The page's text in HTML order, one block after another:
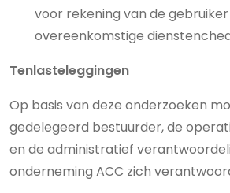
voor rekening van de
overeenkomstige
Tenlasteleggingen
Op basis van deze onderzoeken
gedelegeerd bestuurder, de
en de administratief
onderneming ACC zich